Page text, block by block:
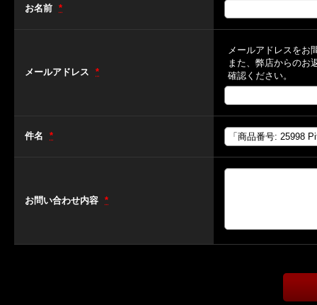
お名前 *
メールアドレス *
メールアドレスをお
また、弊店からのお
確認ください。
件名 *
お問い合わせ内容 *